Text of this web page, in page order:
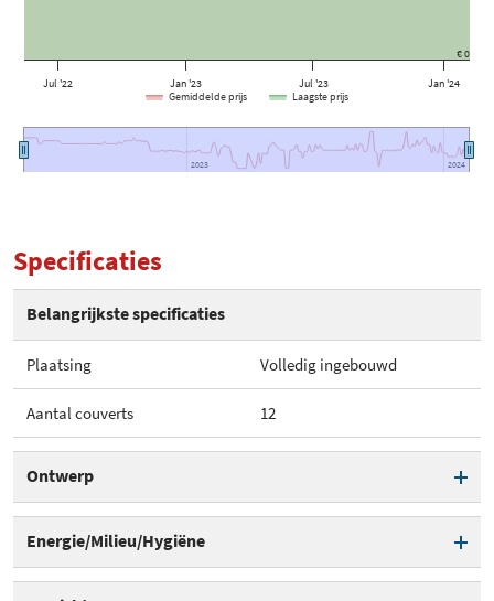
Jul '22 Jan '23 Jul '23 Jan '24
2023
2023 2024
2024
€ 0
Gemiddelde prijs Laagste prijs
Specificaties
Belangrijkste specificaties
Plaatsing Volledig ingebouwd
Aantal couverts 12
Ontwerp
Binnenverlichting
Energie/Milieu/Hygiëne